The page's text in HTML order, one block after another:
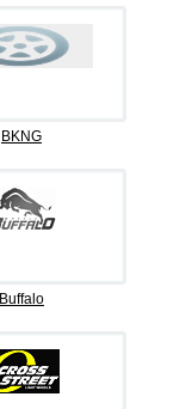
BKNG
Buffalo